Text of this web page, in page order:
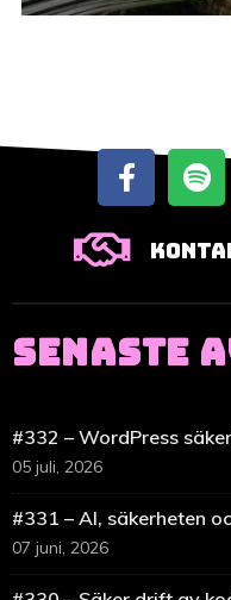
SENASTE
#332 – WordPress
05 juli, 2026
#331 – AI, säkerheten
07 juni, 2026